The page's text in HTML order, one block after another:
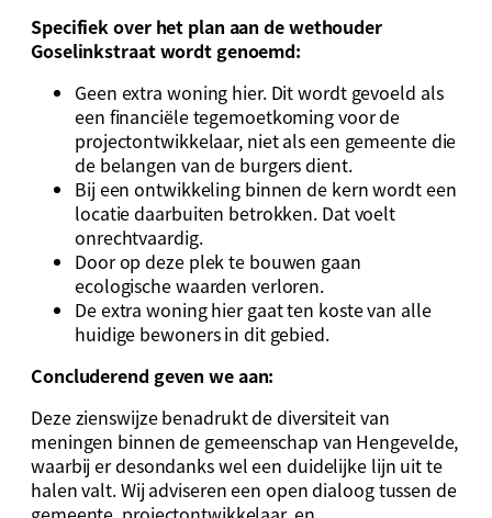
Specifiek over het plan aan de wethouder
Goselinkstraat wordt genoemd:
Geen extra woning hier. Dit wordt gevoeld als
een financiële tegemoetkoming voor de
projectontwikkelaar, niet als een gemeente die
de belangen van de burgers dient.
Bij een ontwikkeling binnen de kern wordt een
locatie daarbuiten betrokken. Dat voelt
onrechtvaardig.
Door op deze plek te bouwen gaan
ecologische waarden verloren.
De extra woning hier gaat ten koste van alle
huidige bewoners in dit gebied.
Concluderend geven we aan:
Deze zienswijze benadrukt de diversiteit van
meningen binnen de gemeenschap van Hengevelde,
waarbij er desondanks wel een duidelijke lijn uit te
halen valt. Wij adviseren een open dialoog tussen de